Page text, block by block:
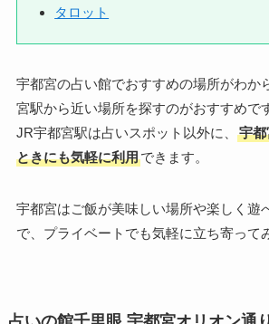
タロット
宇都宮の占い館でおすすめの場所がわか
宮駅から近い場所を探すのがおすすめで
JR宇都宮駅は占いスポット以外に、
宇
ときにも気軽に利用できます。
宇都宮はご飯が美味しい場所や楽しく遊
で、プライベートでも気軽に立ち寄って